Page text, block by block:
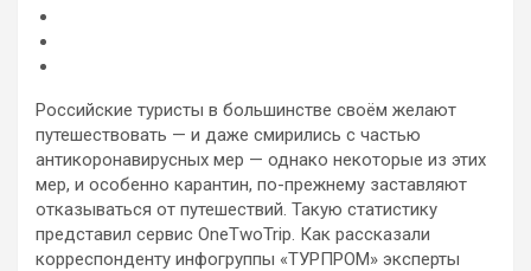
Российские туристы в большинстве своём желают
путешествовать — и даже смирились с частью
антикоронавирусных мер — однако некоторые из этих
мер, и особенно карантин, по-прежнему заставляют
отказываться от путешествий. Такую статистику
представил сервис OneTwoTrip. Как рассказали
корреспонденту инфогруппы «ТУРПРОМ» эксперты